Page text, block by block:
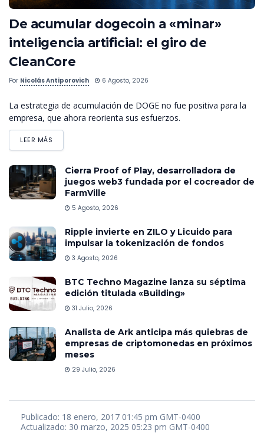
De acumular dogecoin a «minar»
inteligencia artificial: el giro de
CleanCore
Por Nicolás Antiporovich 6 Agosto, 2026
La estrategia de acumulación de DOGE no fue positiva para la
empresa, que ahora reorienta sus esfuerzos.
LEER MÁS
Cierra Proof of Play, desarrolladora de
juegos web3 fundada por el cocreador de
FarmVille
5 Agosto, 2026
Ripple invierte en ZILO y Licuido para
impulsar la tokenización de fondos
3 Agosto, 2026
BTC Techno Magazine lanza su séptima
edición titulada «Building»
31 Julio, 2026
Analista de Ark anticipa más quiebras de
empresas de criptomonedas en próximos
meses
29 Julio, 2026
Publicado: 18 enero, 2017 01:45 pm GMT-0400
Actualizado: 30 marzo, 2025 05:23 pm GMT-0400